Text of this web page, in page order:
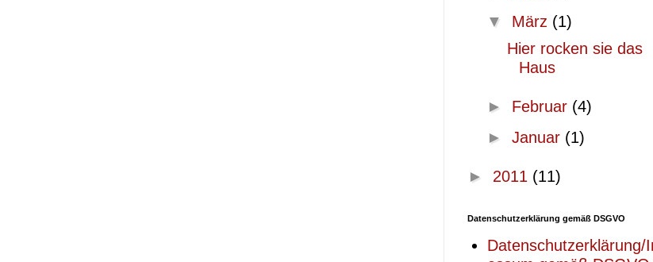
▼ März (1)
Hier rocken sie das
Haus
► Februar (4)
► Januar (1)
► 2011 (11)
Datenschutzerklärung gemäß DSGVO
Datenschutzerklärung/